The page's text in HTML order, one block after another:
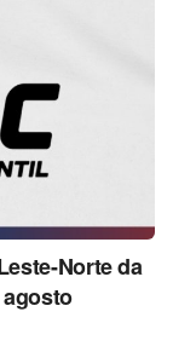
Norte da
agosto